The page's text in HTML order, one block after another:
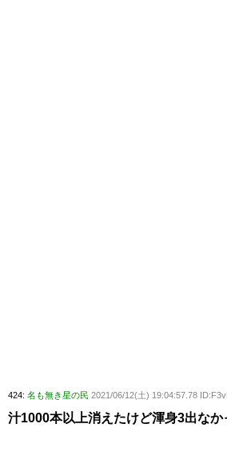
424: 名も無き星の民 2021/06/12(土) 19:04:57.78
汁1000本以上消えたけど渾身3出な